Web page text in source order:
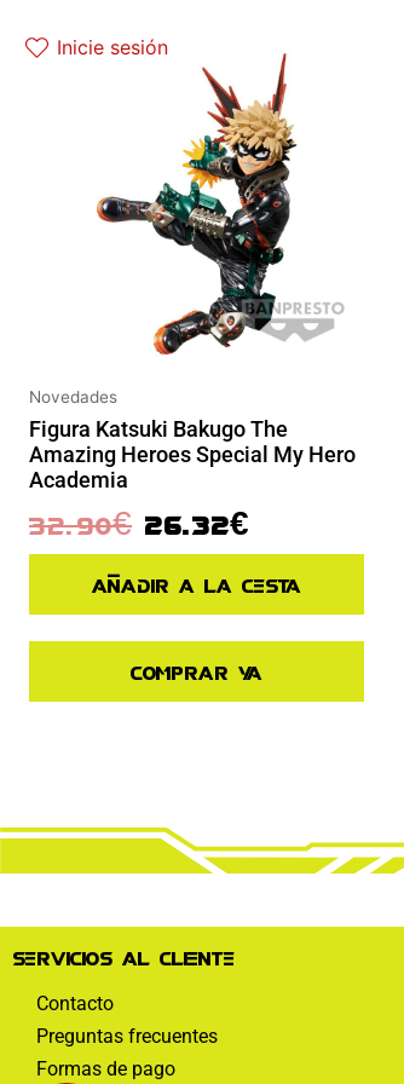
Inicie sesión
Novedades
Figura Katsuki Bakugo The
Amazing Heroes Special My Hero
Academia
32.90€ 26.32€
Añadir a la cesta
Comprar ya
Servicios al cliente
Contacto
Preguntas frecuentes
Formas de pago